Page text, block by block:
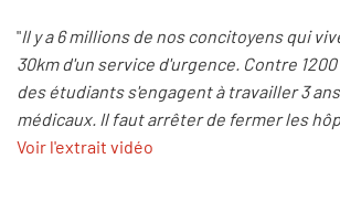
"Il y a 6 millions de nos concitoyens qui
30km d'un service d'urgence. Contre
des étudiants s'engagent à travailler 3
médicaux. Il faut arrêter de fermer les
Voir l'extrait vidéo